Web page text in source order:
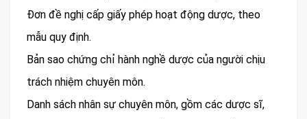
Đơn đề nghị cấp giấy phép hoạt động dược, theo
mẫu quy định.
Bản sao chứng chỉ hành nghề dược của người chịu
trách nhiệm chuyên môn.
Danh sách nhân sự chuyên môn, gồm các dược sĩ,